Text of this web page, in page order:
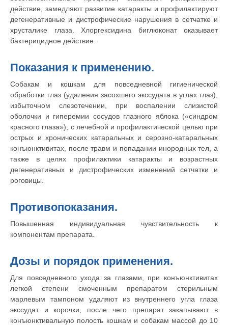
действие, замедляют развитие катаракты и профилактируют
дегенеративные и дистрофические нарушения в сетчатке и
хрусталике глаза. Хлоргексидина биглюконат оказывает
бактерицидное действие.
Показания к применению.
Собакам и кошкам для повседневной гигиенической
обработки глаз (удаления засохшего экссудата в углах глаз),
избыточном слезотечении, при воспалении слизистой
оболочки и гиперемии сосудов глазного яблока («синдром
красного глаза»), с лечебной и профилактической целью при
острых и хронических катаральных и серозно-катаральных
конъюнктивитах, после травм и попадании инородных тел, а
также в целях профилактики катаракты и возрастных
дегенеративных и дистрофических изменений сетчатки и
роговицы.
Противопоказания.
Повышенная индивидуальная чувствительность к
компонентам препарата.
Дозы и порядок применения.
Для повседневного ухода за глазами, при конъюнктивитах
легкой степени смоченным препаратом стерильным
марлевым тампоном удаляют из внутреннего угла глаза
экссудат и корочки, после чего препарат закапывают в
конъюнктивальную полость кошкам и собакам массой до 10